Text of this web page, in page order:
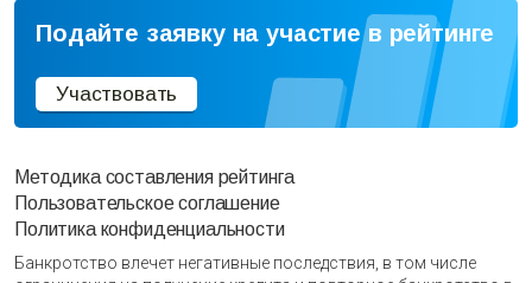
Подайте заявку на участие в рейтинге
Участвовать
Методика составления рейтинга
Пользовательское соглашение
Политика конфиденциальности
Банкротство влечет негативные последствия, в том числе